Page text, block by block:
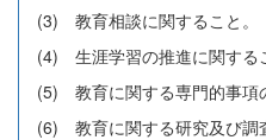
(3) 教育相談に関すること。
(4) 生涯学習の推進に関する
(5) 教育に関する専門的事項
(6) 教育に関する研究及び調